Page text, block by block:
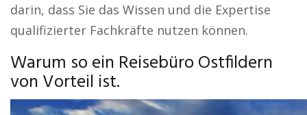
darin, dass Sie das Wissen und die Expertise
qualifizierter Fachkräfte nutzen können.
Warum so ein Reisebüro Ostfildern
von Vorteil ist.